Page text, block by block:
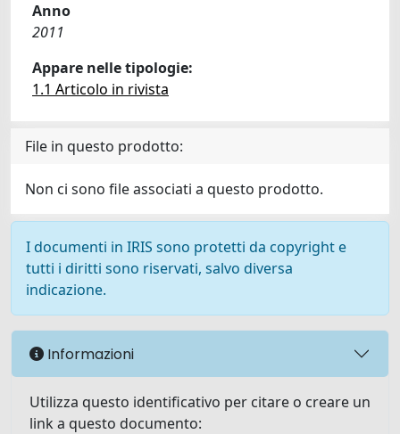
Anno
2011
Appare nelle tipologie:
1.1 Articolo in rivista
File in questo prodotto:
Non ci sono file associati a questo prodotto.
I documenti in IRIS sono protetti da copyright e
tutti i diritti sono riservati, salvo diversa
indicazione.
Informazioni
Utilizza questo identificativo per citare o creare un
link a questo documento: